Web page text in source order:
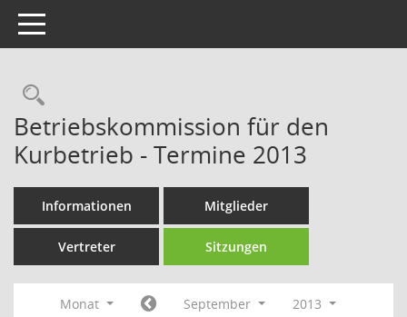
Toggle navigation
Rechercheauswahl
Betriebskommission für den
Kurbetrieb - Termine 2013
Informationen Mitglieder
Vertreter Sitzungen
Monat September
2013